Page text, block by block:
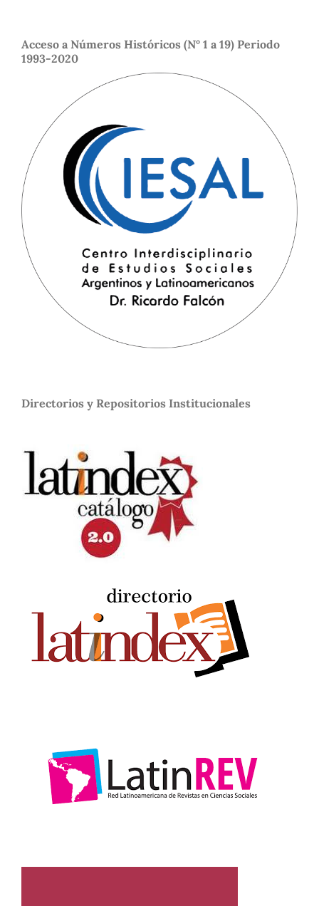
Acceso a Números Históricos (N° 1 a 19) Periodo
1993-2020
Directorios y Repositorios Institucionales